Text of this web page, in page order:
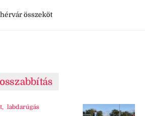
összeköt
, labdarúgás